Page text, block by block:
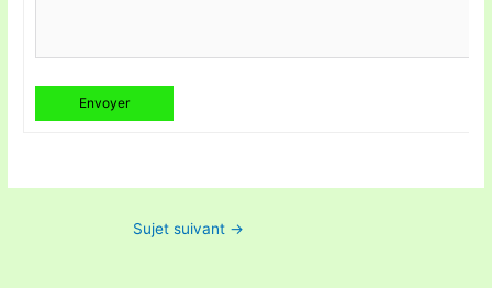
Envoyer
Sujet suivant →